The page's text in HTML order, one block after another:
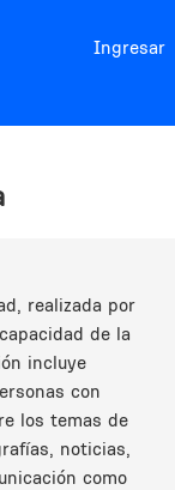
Ingresar
realizada por
de la
incluye
con
los temas de
noticias,
como